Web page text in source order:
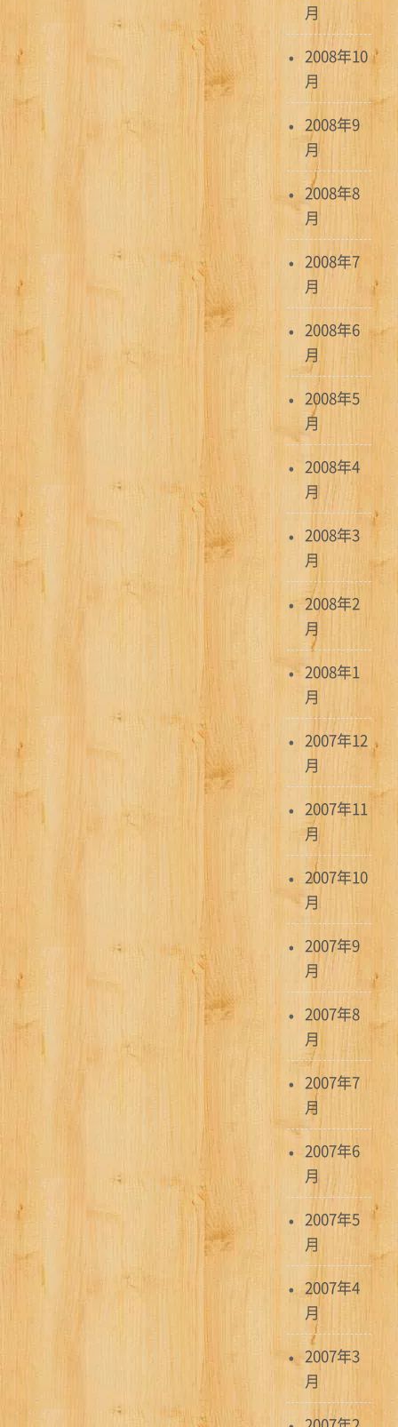
月
2008年10
月
2008年9
月
2008年8
月
2008年7
月
2008年6
月
2008年5
月
2008年4
月
2008年3
月
2008年2
月
2008年1
月
2007年12
月
2007年11
月
2007年10
月
2007年9
月
2007年8
月
2007年7
月
2007年6
月
2007年5
月
2007年4
月
2007年3
月